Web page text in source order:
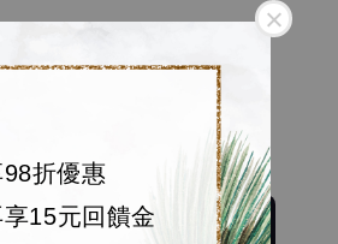
折優惠
15元回饋金
售完